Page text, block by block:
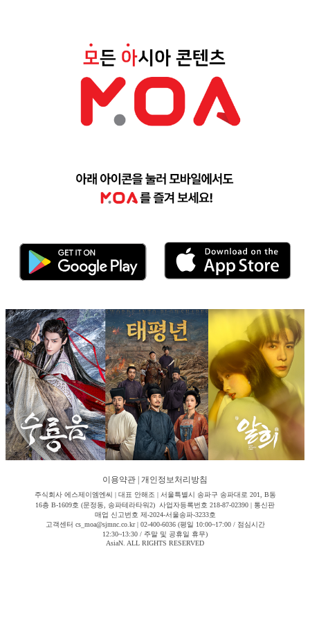
이용약관 개인정보처리방침
주식회사 에스제이엠엔씨 | 대표 안해조 | 서울특별시 송파구 송파대로 201, B동
16층 B-1609호 (문정동, 송파테라타워2) 사업자등록번호 218-87-02390 | 통신판
매업 신고번호 제-2024-서울송파-3233호
고객센터 cs_moa@sjmnc.co.kr | 02-400-6036 (평일 10:00~17:00 / 점심시간
12:30~13:30 / 주말 및 공휴일 휴무)
AsiaN. ALL RIGHTS RESERVED